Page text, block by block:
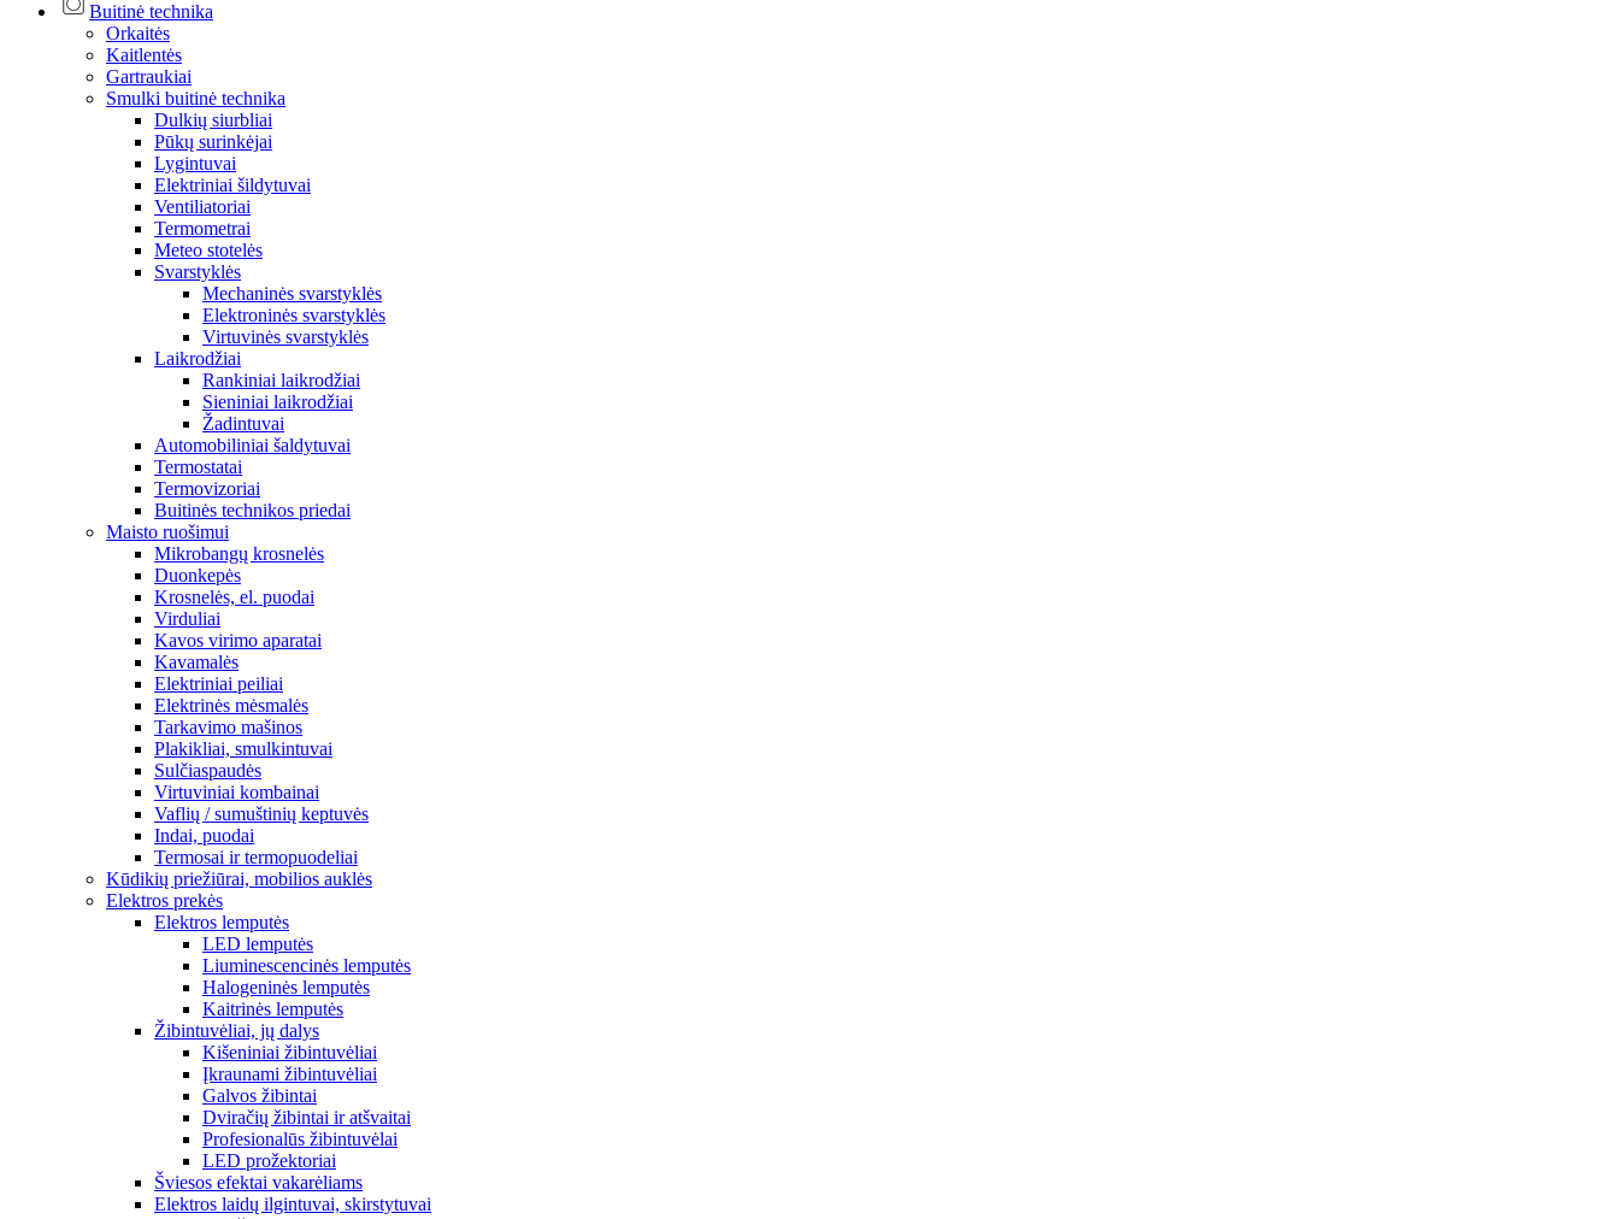
Buitinė technika
Orkaitės
Kaitlentės
Gartraukiai
Smulki buitinė technika
Dulkių siurbliai
Pūkų surinkėjai
Lygintuvai
Elektriniai šildytuvai
Ventiliatoriai
Termometrai
Meteo stotelės
Svarstyklės
Mechaninės svarstyklės
Elektroninės svarstyklės
Virtuvinės svarstyklės
Laikrodžiai
Rankiniai laikrodžiai
Sieniniai laikrodžiai
Žadintuvai
Automobiliniai šaldytuvai
Termostatai
Termovizoriai
Buitinės technikos priedai
Maisto ruošimui
Mikrobangų krosnelės
Duonkepės
Krosnelės, el. puodai
Virduliai
Kavos virimo aparatai
Kavamalės
Elektriniai peiliai
Elektrinės mėsmalės
Tarkavimo mašinos
Plakikliai, smulkintuvai
Sulčiaspaudės
Virtuviniai kombainai
Vaflių / sumuštinių keptuvės
Indai, puodai
Termosai ir termopuodeliai
Kūdikių priežiūrai, mobilios auklės
Elektros prekės
Elektros lemputės
LED lemputės
Liuminescencinės lemputės
Halogeninės lemputės
Kaitrinės lemputės
Žibintuvėliai, jų dalys
Kišeniniai žibintuvėliai
Įkraunami žibintuvėliai
Galvos žibintai
Dviračių žibintai ir atšvaitai
Profesionalūs žibintuvėlai
LED prožektoriai
Šviesos efektai vakarėliams
Elektros laidų ilgintuvai, skirstytuvai